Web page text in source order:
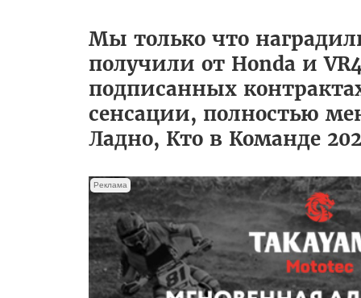
Мы только что
получили от Honda и
подписанных
сенсации, полностью
Ладно, Кто в Команде
Реклама